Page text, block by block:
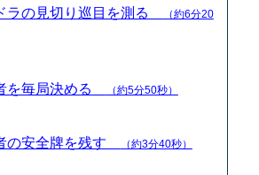
ラの見切り巡目を測る
（約6分20
を毎局決める （約5分50秒）
の安全牌を残す （約3分40秒）